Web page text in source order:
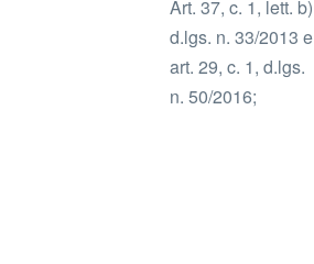
Art. 37, c. 1, lett. b)
d.lgs. n. 33/2013 e
art. 29, c. 1, d.lgs.
n. 50/2016;